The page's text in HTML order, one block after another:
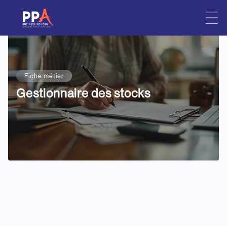
Fiche métier
Gestionnaire des stocks